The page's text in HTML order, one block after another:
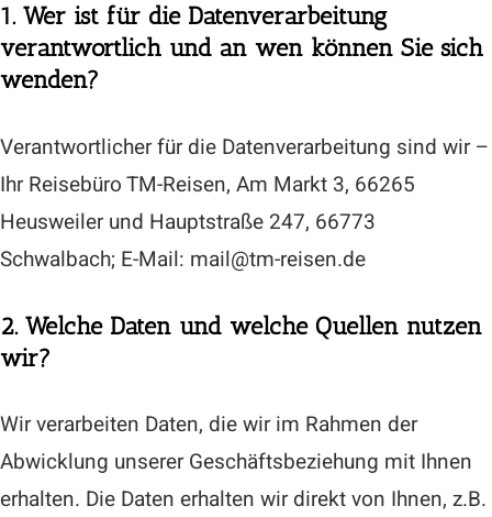
1. Wer ist für die Datenverarbeitung
verantwortlich und an wen können Sie sich
wenden?
Verantwortlicher für die Datenverarbeitung sind wir –
Ihr ReisebüroTM-Reisen, Am Markt 3, 66265
Heusweiler und Hauptstraße 247, 66773
Schwalbach; E-Mail: mail@tm-reisen.de
2. Welche Daten und welche Quellen nutzen
wir?
Wir verarbeiten Daten, die wir im Rahmen der
Abwicklung unserer Geschäftsbeziehung mit Ihnen
erhalten. Die Daten erhalten wir direkt von Ihnen, z.B.